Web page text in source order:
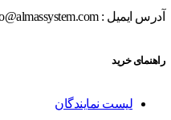
آدرس ایمیل : info@almassystem.com
راهنمای خرید
لیست نمایندگان